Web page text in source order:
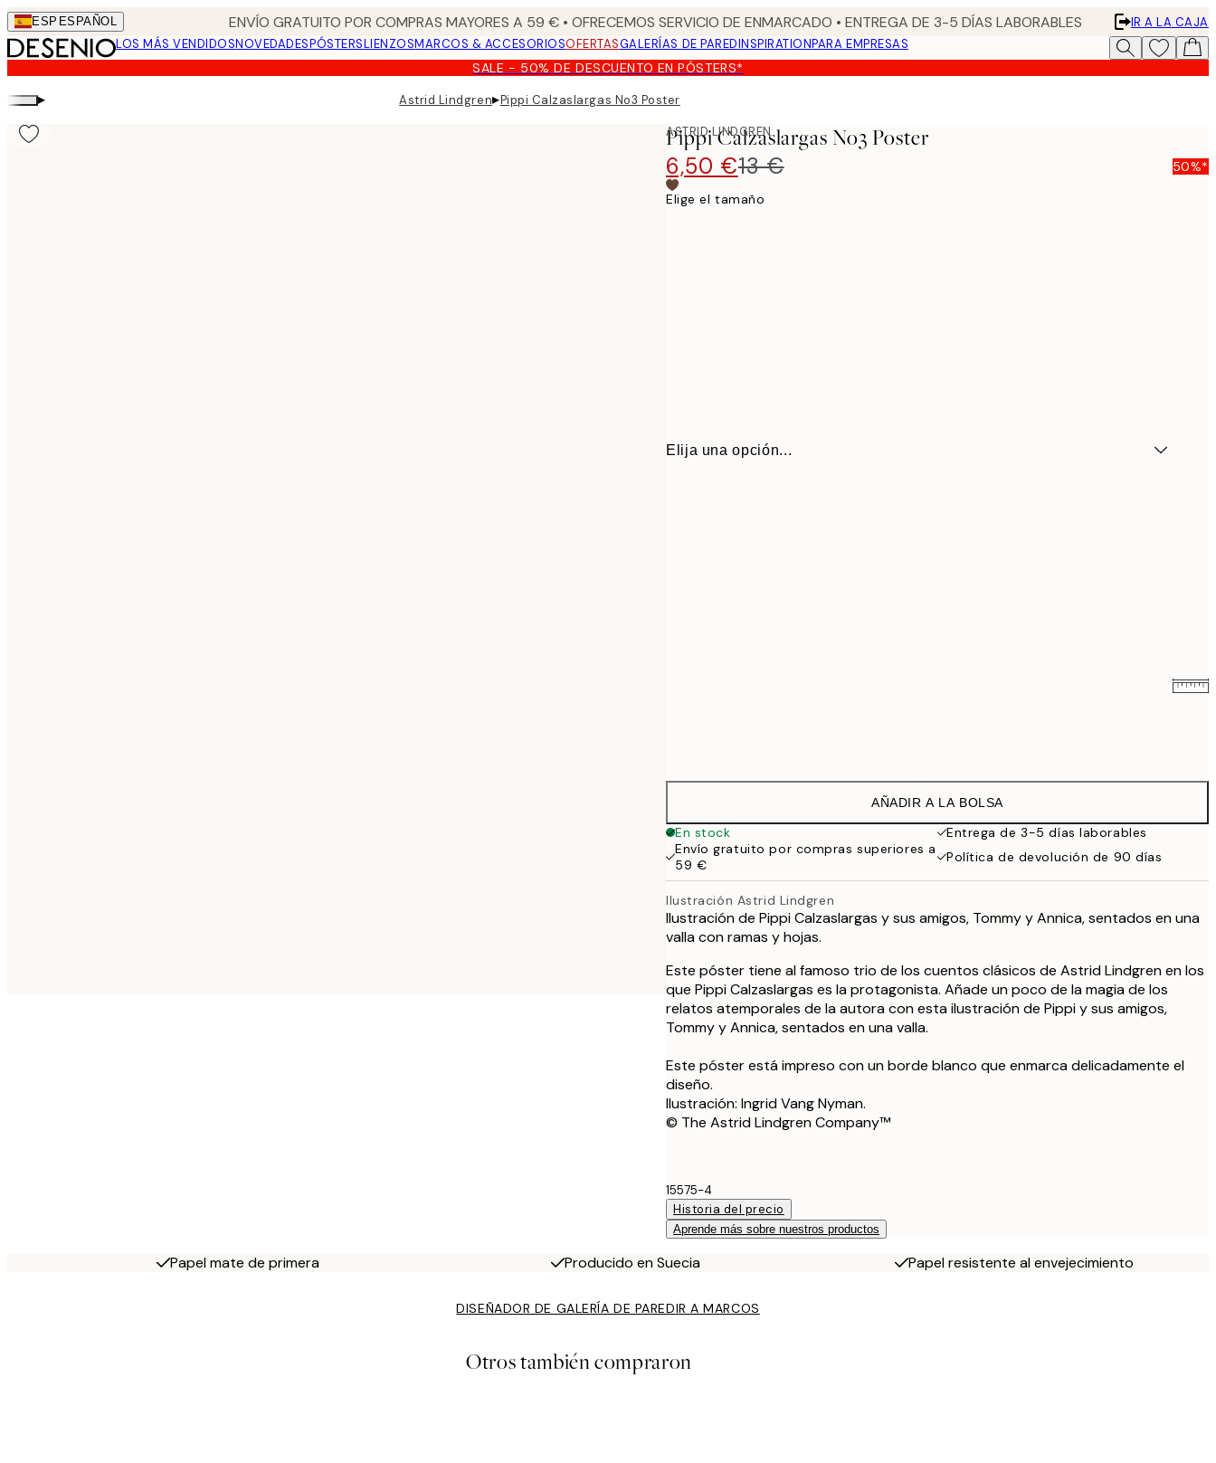
Skip
to
main
content.
ESP ESPAÑOL ENVÍO GRATUITO POR COMPRAS MAYORES A 59 € • OFRECEMOS SERVICIO DE ENMARCADO • ENTREGA DE 3-5 DÍAS LABORABLES
IR A LA CAJA
LOS MÁS VENDIDOSNOVEDADESPÓSTERSLIENZOSMARCOS & ACCESORIOSOFERTASGALERÍAS DE PAREDINSPIRATIONPARA EMPRESAS
SALE - 50% DE DESCUENTO EN PÓSTERS*
▸ Astrid Lindgren▸Pippi Calzaslargas No3 Poster
ASTRID LINDGREN
Pippi Calzaslargas No3 Poster
6,50 €13 € 50%*
Elige el tamaño
Elija una opción...
19,95 €
32,45 €
AÑADIR A LA BOLSA
En stock
Entrega de 3-5 días laborables
Envío gratuito por compras superiores a
59 €
Política de devolución de 90 días
Ilustración Astrid Lindgren
Ilustración de Pippi Calzaslargas y sus amigos, Tommy y Annica, sentados en una
valla con ramas y hojas.
Este póster tiene al famoso trio de los cuentos clásicos de Astrid Lindgren en los
que Pippi Calzaslargas es la protagonista. Añade un poco de la magia de los
relatos atemporales de la autora con esta ilustración de Pippi y sus amigos,
Tommy y Annica, sentados en una valla.
Este póster está impreso con un borde blanco que enmarca delicadamente el
diseño.
Ilustración: Ingrid Vang Nyman.
© The Astrid Lindgren Company™
15575-4
Historia del precio
Aprende más sobre nuestros productos
Papel mate de primera Producido en Suecia Papel resistente al envejecimiento
DISEÑADOR DE GALERÍA DE PAREDIR A MARCOS
Otros también compraron